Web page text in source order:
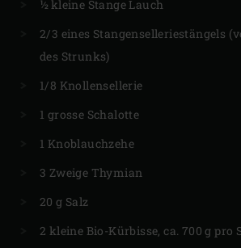
½ kleine Stange Lauch
2/3 eines Stangenselleriestängels
des Strunks)
1/8 Knollensellerie
1 grosse Schalotte
1 Knoblauchzehe
3 Zweige Thymian
20 g Salz
2 kleine Bio-Kürbisse, ca. 700 g pro